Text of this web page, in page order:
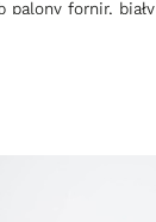
palony fornir, biały